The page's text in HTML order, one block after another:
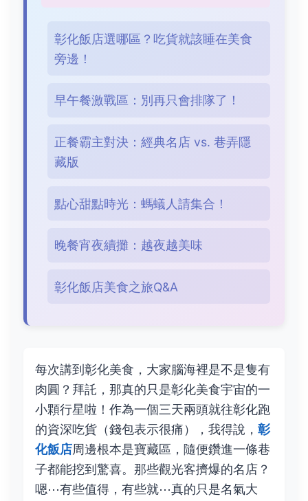
彰化飯店選哪區？吃貨就該睡在美食
旁邊！
早午餐激戰區：別再只會排隊了！
正餐霸主對決：經典名店 vs. 巷弄隱
藏版
點心甜點時光：螞蟻人請集合！
晚餐宵夜續攤：越夜越美味
彰化飯店美食之旅Q&A
每次講到彰化美食，大家腦海裡是不是隻有
肉圓？拜託，那真的只是彰化美食宇宙的一
小顆行星啦！作為一個三天兩頭就往彰化跑
的資深吃貨（錢包表示很痛），我得說，彰
化飯店周邊根本是寶藏區，隨便鑽進一條巷
子都能挖到驚喜。那些觀光客擠爆的名店？
嗯⋯有些值得，有些就⋯真的只是名氣大